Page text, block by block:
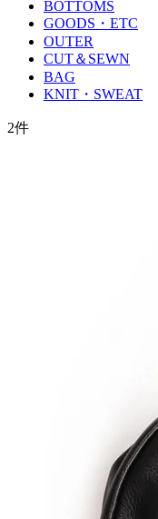
BOTTOMS
GOODS・ETC
OUTER
CUT＆SEWN
BAG
KNIT・SWEAT
2件